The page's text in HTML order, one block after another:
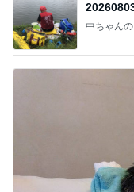
中ちゃん